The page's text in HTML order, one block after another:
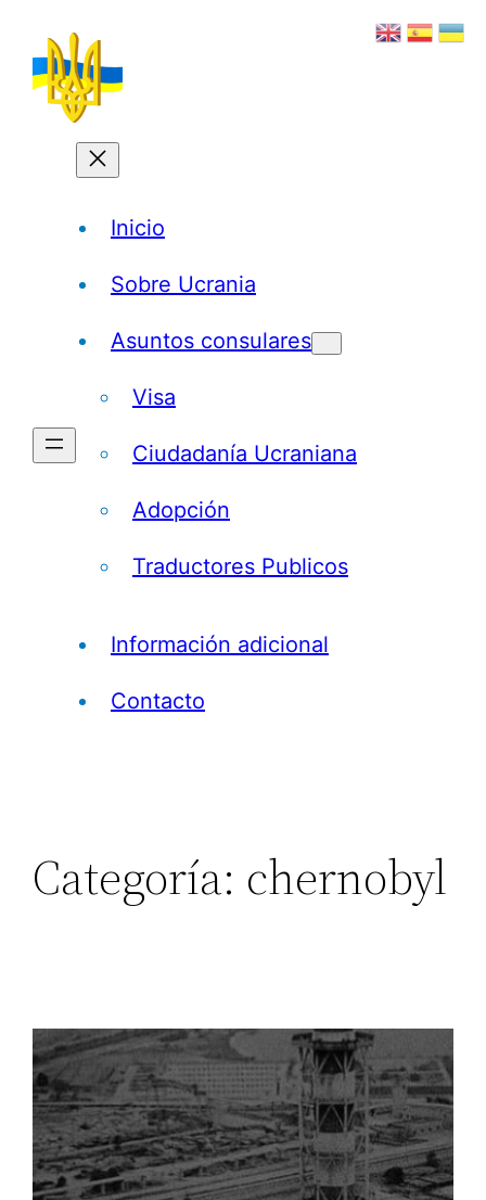
contenido
Inicio
Sobre Ucrania
Asuntos consulares
Visa
Ciudadanía Ucraniana
Adopción
Traductores Publicos
Información adicional
Contacto
Categoría: chernobyl